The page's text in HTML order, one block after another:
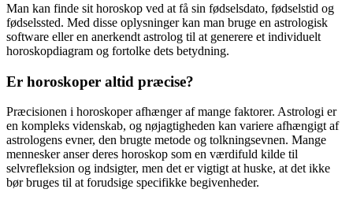
Man kan finde sit horoskop ved at få sin fødselsdato, fødselstid og
fødselssted. Med disse oplysninger kan man bruge en astrologisk
software eller en anerkendt astrolog til at generere et individuelt
horoskopdiagram og fortolke dets betydning.
Er horoskoper altid præcise?
Præcisionen i horoskoper afhænger af mange faktorer. Astrologi er
en kompleks videnskab, og nøjagtigheden kan variere afhængigt af
astrologens evner, den brugte metode og tolkningsevnen. Mange
mennesker anser deres horoskop som en værdifuld kilde til
selvrefleksion og indsigter, men det er vigtigt at huske, at det ikke
bør bruges til at forudsige specifikke begivenheder.